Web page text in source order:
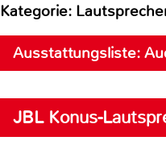
Kategorie:
Ausstattungsliste:
JBL Konus-